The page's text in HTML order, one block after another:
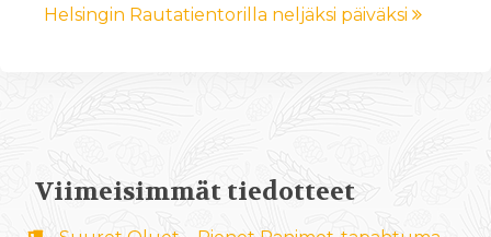
Helsingin Rautatientorilla neljäksi päiväksi
Viimeisimmät tiedotteet